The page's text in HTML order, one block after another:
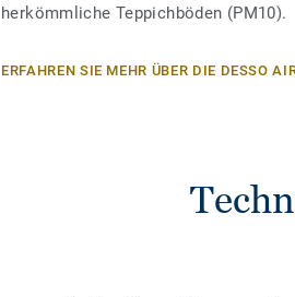
herkömmliche Teppichböden (PM10).
ERFAHREN SIE MEHR ÜBER DIE DESSO